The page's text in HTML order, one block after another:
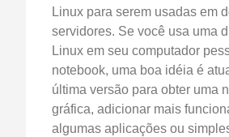
Linux para serem usadas em
servidores. Se você usa uma
Linux em seu computador
notebook, uma boa idéia é
última versão para obter uma
gráfica, adicionar mais
algumas aplicações ou